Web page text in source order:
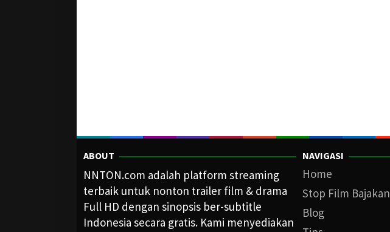
ABOUT
NNTON.com adalah platform streaming
terbaik untuk nonton trailer film & drama
Full HD dengan sinopsis ber-subtitle
Indonesia secara gratis. Kami menyediakan
NAVIGASI
Home
Stop Film Bajakan
Blog